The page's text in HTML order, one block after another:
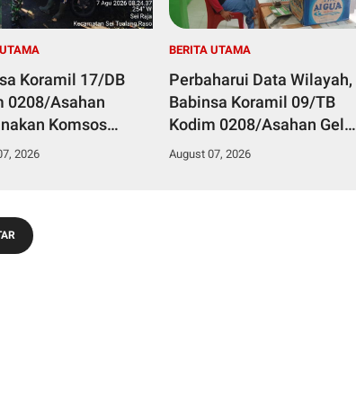
Koramil 17/DB
0208/Asahan
Komsos
Dengan Abang
2026
BERITA UTAMA
Perbaharui Data Wilayah,
Babinsa Koramil 09/TB
Kodim 0208/Asahan Gelar
Pul Data Ter Di Kantor
August 07, 2026